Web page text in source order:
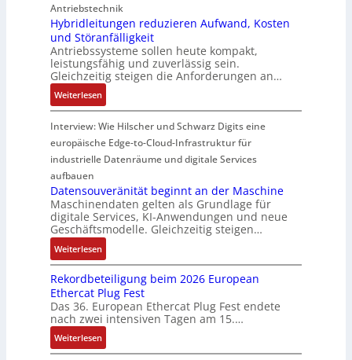
u
n
g
f
ü
r
r
a
u
e
U
m
g
e
b
u
n
g
e
n
n
d
i
e
P
r
o
d
u
k
t
i
o
n
s
a
n
a
l
y
s
e
n
g
f
ü
r
C
r
i
m
p
w
e
r
k
z
e
u
g
e
r
W
e
g
s
e
n
s
o
r
ü
b
e
r
w
a
c
h
t
t
h
e
r
m
f
f
e
r
m
o
d
u
l
e
m
i
t
2
0
u
n
d
4
0
A
Antriebstechnik
Hybridleitungen reduzieren Aufwand, Kosten
und Störanfälligkeit
Antriebssysteme sollen heute kompakt,
leistungsfähig und zuverlässig sein.
Gleichzeitig steigen die Anforderungen an…
Weiterlesen:
H
y
b
r
l
e
i
u
n
g
e
n
e
Interview: Wie Hilscher und Schwarz Digits eine
europäische Edge-to-Cloud-Infrastruktur für
industrielle Datenräume und digitale Services
aufbauen
Datensouveränität beginnt an der Maschine
Maschinendaten gelten als Grundlage für
digitale Services, KI-Anwendungen und neue
Geschäftsmodelle. Gleichzeitig steigen…
Weiterlesen:
D
a
t
e
n
s
o
Rekordbeteiligung beim 2026 European
Ethercat Plug Fest
Das 36. European Ethercat Plug Fest endete
nach zwei intensiven Tagen am 15.…
Weiterlesen:
R